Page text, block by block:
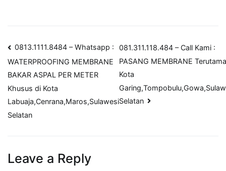
Post
navigation
0813.1111.8484 – Whatsapp :
WATERPROOFING MEMBRANE
BAKAR ASPAL PER METER
Khusus di Kota
Labuaja,Cenrana,Maros,Sulawesi
Selatan
081.311.118.484 – Call Kami :
PASANG MEMBRANE
Kota
Selatan
Leave a Reply